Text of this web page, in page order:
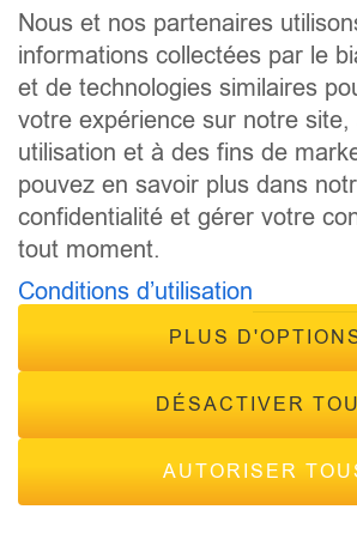
ÉMISSIONS
ANIMATEURS
CONCOURS
ÉVÈNEMENTS
CONTACT
© 2026 - Tous droits réservés Inside Radio,
Inside Communication
Nous et nos partenaires
informations collectées par le
et de technologies similaires
votre expérience sur notre
utilisation et à des fins de
pouvez en savoir plus dans
confidentialité et gérer votre
tout moment.
Conditions d’utilisation
PLUS
DÉSACTIVER
AUTORISER